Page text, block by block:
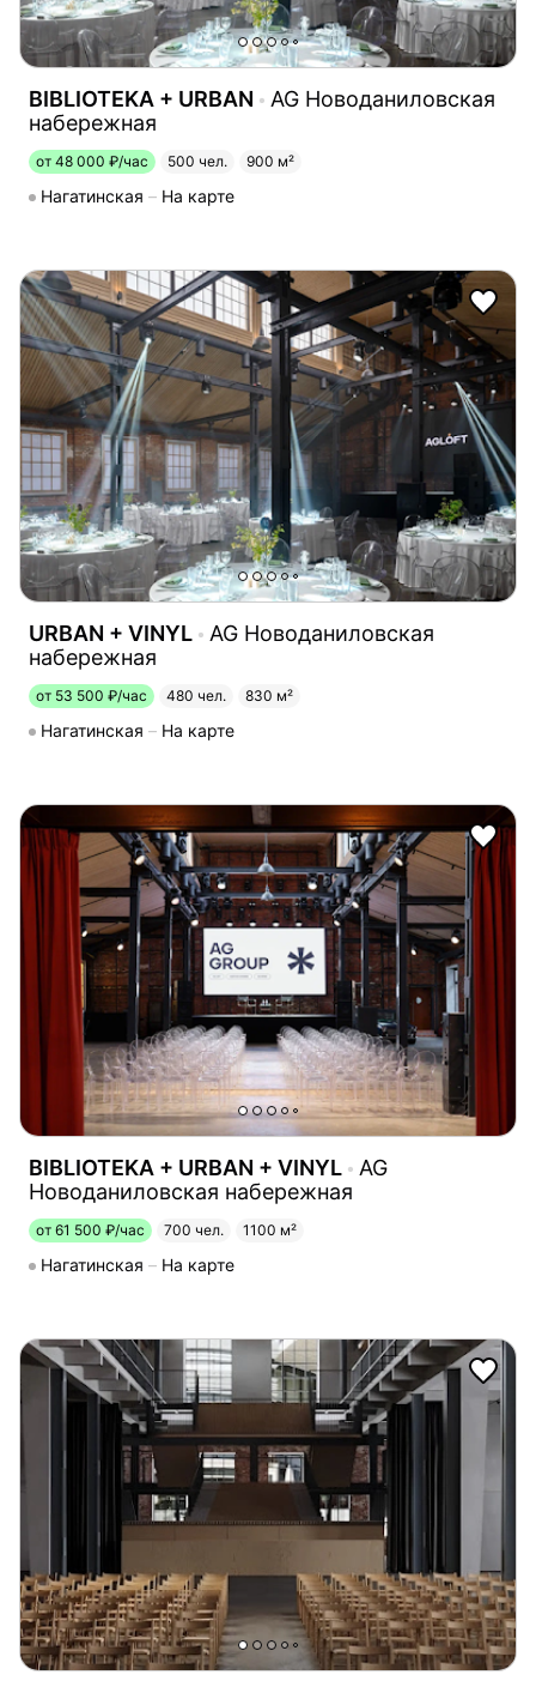
BIBLIOTEKA + URBAN
AG Новоданиловская
набережная
от 48 000 ₽/час 500 чел. 900 м²
Нагатинская На карте
URBAN + VINYL
AG Новоданиловская
набережная
от 53 500 ₽/час 480 чел. 830 м²
Нагатинская На карте
BIBLIOTEKA + URBAN + VINYL
AG
Новоданиловская набережная
от 61 500 ₽/час 700 чел. 1100 м²
Нагатинская На карте